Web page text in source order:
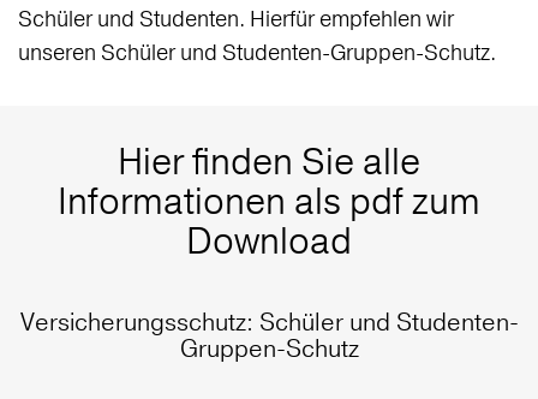
Schüler und Studenten. Hierfür empfehlen wir
unseren Schüler und Studenten-Gruppen-Schutz.
Hier finden Sie alle
Informationen als pdf zum
Download
Versicherungsschutz: Schüler und Studenten-
Gruppen-Schutz